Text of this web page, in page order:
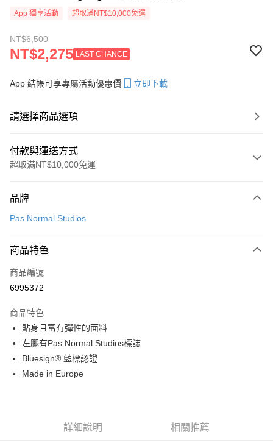
App 獨享活動 超取滿NT$10,000免運
NT$6,500
NT$2,275 LAST CHANCE
App 結帳可享專屬活動優惠價 立即下載
請選擇商品選項
付款與運送方式
超取滿NT$10,000免運
信用卡一次付款
LINE Pay
Apple Pay
運送方式
全家店到店
每筆NT$80，滿NT$10,000(含以上)免運費
品牌
Pas Normal Studios
商品特色
商品編號
6995372
商品特色
貼身且富有彈性的面料
左腿有Pas Normal Studios標誌
Bluesign® 藍標認證
Made in Europe
詳細說明 相關推薦